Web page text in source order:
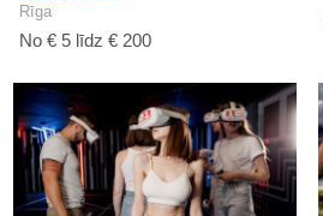
Rīga
No € 5 līdz € 200